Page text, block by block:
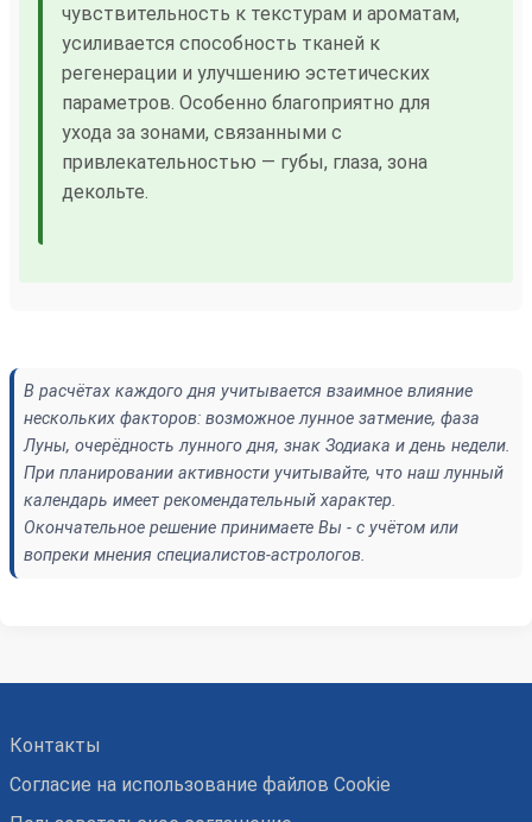
чувствительность к текстурам и ароматам,
усиливается способность тканей к
регенерации и улучшению эстетических
параметров. Особенно благоприятно для
ухода за зонами, связанными с
привлекательностью — губы, глаза, зона
декольте.
В расчётах каждого дня учитывается взаимное влияние
нескольких факторов: возможное лунное затмение, фаза
Луны, очерёдность лунного дня, знак Зодиака и день недели.
При планировании активности учитывайте, что наш лунный
календарь имеет рекомендательный характер.
Окончательное решение принимаете Вы - с учётом или
вопреки мнения специалистов-астрологов.
Контакты
Согласие на использование файлов Cookie